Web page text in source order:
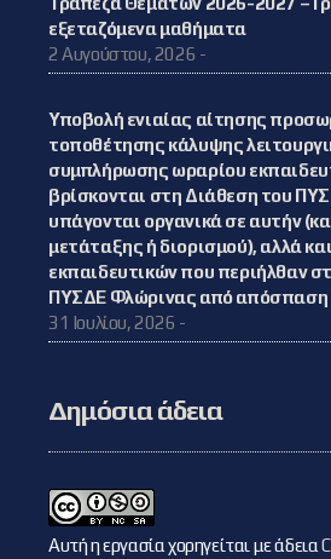
εξεταζόμενα μαθήματα
2 Αυγούστου, 2026 -
Υποβολή ενιαίας αίτησης
τοποθέτησης κάλυψης
συμπλήρωσης ωραρίου
βρίσκονται στη Διάθεση του
υπάγονται οργανικά σε αυτήν
μετάταξης ή διορισμού), αλλά
εκπαιδευτικών που περιήλθαν
ΠΥΣΔΕ Φλώρινας από απόσπαση
31 Ιουλίου, 2026 -
Δημόσια άδεια
Αυτή η εργασία χορηγείται με άδεια